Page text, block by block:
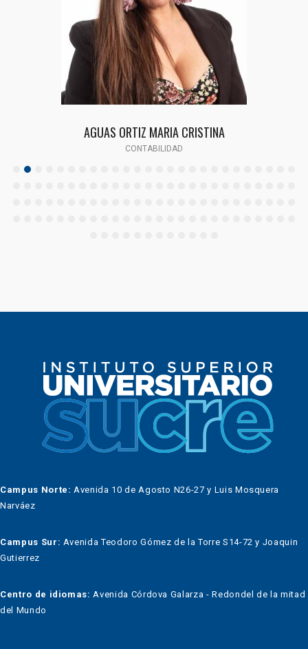
AGUAS ORTIZ MARIA CRISTINA
CONTABILIDAD
Campus Norte: Avenida 10 de Agosto N26-27 y Luis Mosquera
Narváez
Campus Sur: Avenida Teodoro Gómez de la Torre S14-72 y Joaquin
Gutierrez
Centro de idiomas: Avenida Córdova Galarza - Redondel de la mitad
del Mundo